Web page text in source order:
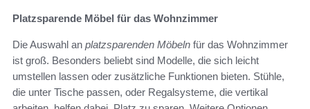
Platzsparende Möbel für das Wohnzimmer
Die Auswahl an platzsparenden Möbeln für das Wohnzimmer
ist groß. Besonders beliebt sind Modelle, die sich leicht
umstellen lassen oder zusätzliche Funktionen bieten. Stühle,
die unter Tische passen, oder Regalsysteme, die vertikal